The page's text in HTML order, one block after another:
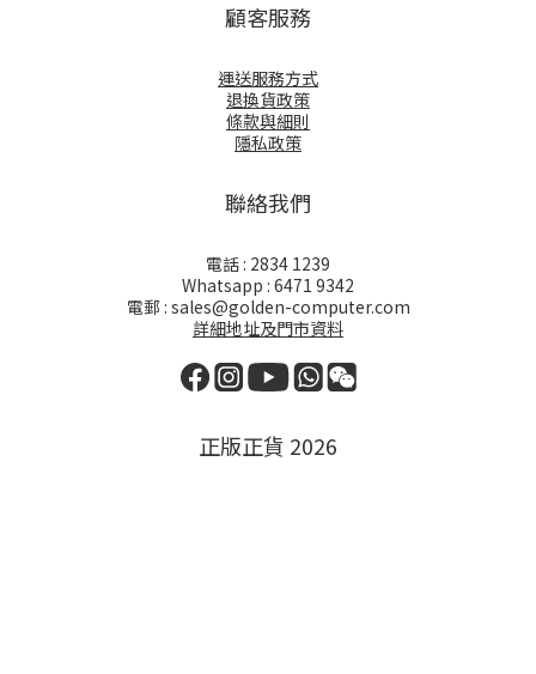
顧客服務
運送服務方式
退換貨政策
條款與細則
隱私政策
聯絡我們
電話 : 2834 1239
Whatsapp : 6471 9342
電郵 : sales@golden-computer.com
詳細地址及門市資料
正版正貨 2026